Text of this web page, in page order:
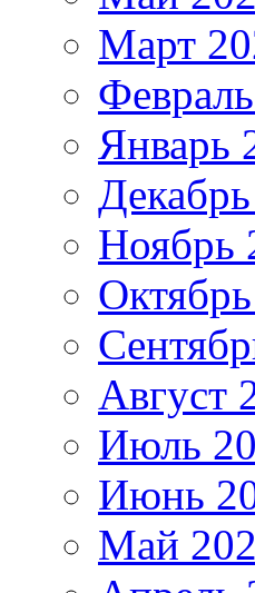
Март
Январь
Ноябрь
Август
Июль
Июнь
Май